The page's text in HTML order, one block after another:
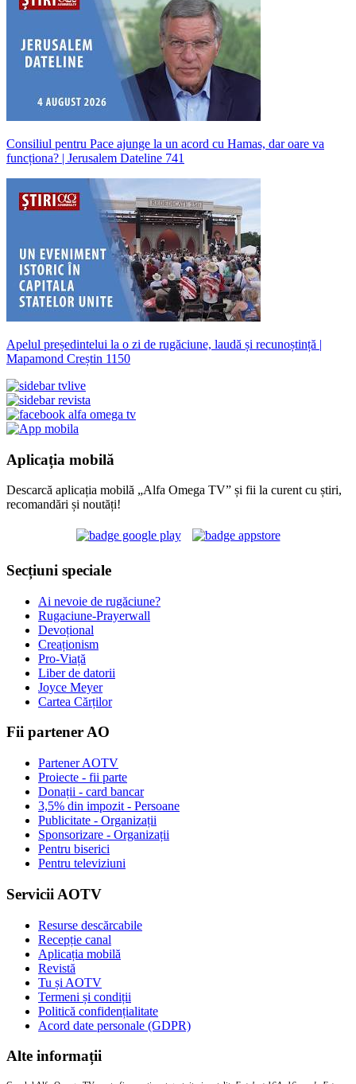
Consiliul pentru Pace ajunge la un acord cu Hamas, dar oare va
funcționa? | Jerusalem Dateline 741
Apelul președintelui la o zi de rugăciune, laudă și recunoștință |
Mapamond Creștin 1150
Aplicația mobilă
Descarcă aplicația mobilă „Alfa Omega TV” și fii la curent cu știri,
recomandări și noutăți!
Secțiuni speciale
Ai nevoie de rugăciune?
Rugaciune-Prayerwall
Devoțional
Creaționism
Pro-Viață
Liber de datorii
Joyce Meyer
Cartea Cărților
Fii partener AO
Partener AOTV
Proiecte - fii parte
Donații - card bancar
3,5% din impozit - Persoane
Publicitate - Organizații
Sponsorizare - Organizații
Pentru biserici
Pentru televiziuni
Servicii AOTV
Resurse descărcabile
Recepție canal
Aplicația mobilă
Revistă
Tu și AOTV
Termeni și condiții
Politică confidențialitate
Acord date personale (GDPR)
Alte informații